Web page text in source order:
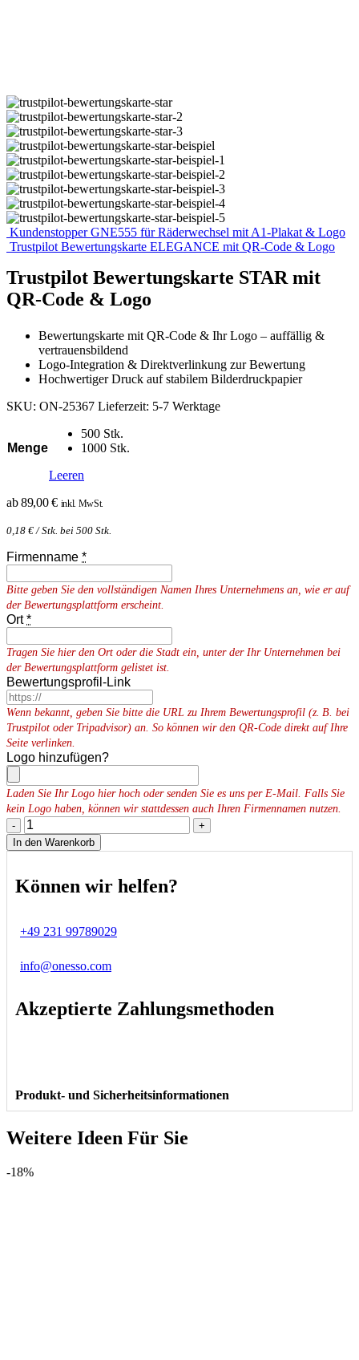
Kundenstopper GNE555 für Räderwechsel mit A1-Plakat & Logo
Trustpilot Bewertungskarte ELEGANCE mit QR-Code & Logo
Trustpilot Bewertungskarte STAR mit
QR-Code & Logo
Bewertungskarte mit QR-Code & Ihr Logo – auffällig &
vertrauensbildend
Logo-Integration & Direktverlinkung zur Bewertung
Hochwertiger Druck auf stabilem Bilderdruckpapier
SKU: ON-25367 Lieferzeit: 5-7 Werktage
Menge
500 Stk.
1000 Stk.
Leeren
ab89,00€ inkl. MwSt.
0,18 €/ Stk. bei 500 Stk.
Firmenname *
Bitte geben Sie den vollständigen Namen Ihres Unternehmens an, wie er auf
der Bewertungsplattform erscheint.
Ort *
Tragen Sie hier den Ort oder die Stadt ein, unter der Ihr Unternehmen bei
der Bewertungsplattform gelistet ist.
Bewertungsprofil-Link
Wenn bekannt, geben Sie bitte die URL zu Ihrem Bewertungsprofil (z. B. bei
Trustpilot oder Tripadvisor) an. So können wir den QR-Code direkt auf Ihre
Seite verlinken.
Logo hinzufügen?
Laden Sie Ihr Logo hier hoch oder senden Sie es uns per E-Mail. Falls Sie
kein Logo haben, können wir stattdessen auch Ihren Firmennamen nutzen.
-
+
In den Warenkorb
Können wir helfen?
+49 231 99789029
info@onesso.com
Akzeptierte Zahlungsmethoden
Produkt- und Sicherheitsinformationen
Weitere Ideen Für Sie
-18%